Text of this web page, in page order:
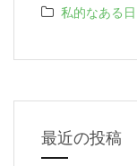
私的なある日
最近の投稿